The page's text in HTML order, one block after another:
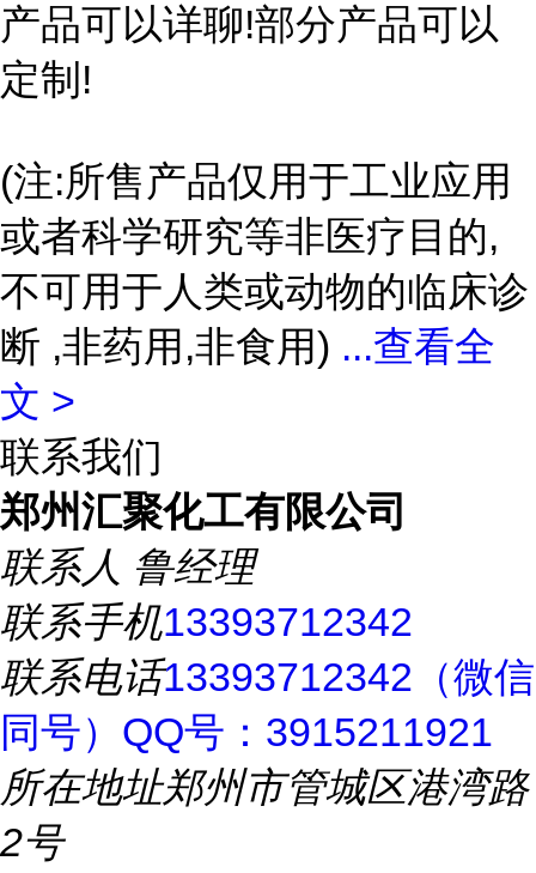
产品可以详聊!部分产品可以
定制!
(注:所售产品仅用于工业应用
或者科学研究等非医疗目的,
不可用于人类或动物的临床诊
断 ,非药用,非食用) ...查看全
文 >
联系我们
郑州汇聚化工有限公司
联系人 鲁经理
联系手机13393712342
联系电话13393712342（微信
同号）QQ号：3915211921
所在地址郑州市管城区港湾路
2号